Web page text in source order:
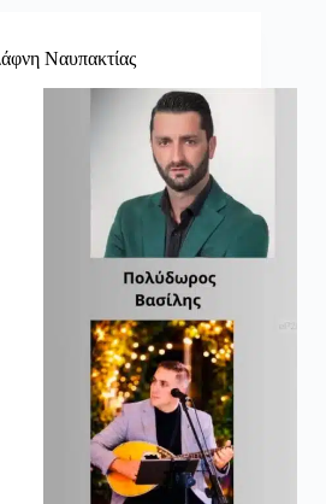
Ναυπακτίας